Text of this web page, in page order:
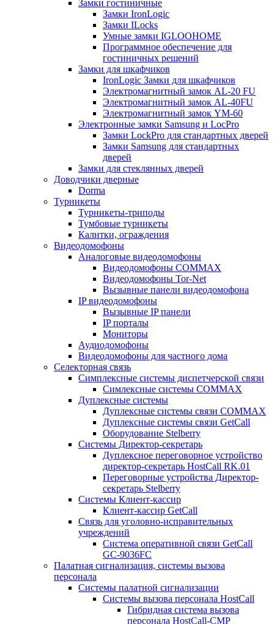
Замки гостиничные
Замки IronLogic
Замки ILocks
Умные замки IGLOOHOME
Программное обеспечение для
гостиничных решений
Замки для шкафчиков
IronLogic Замки для шкафчиков
Электромагнитный замок AL-20 FU
Электромагнитный замок AL-40FU
Электромагнитный замок YM-60
Электронные замки Samsung и LocPro
Замки LockPro для стандартных дверей
Замки Samsung для стандартных
дверей
Замки для стеклянных дверей
Доводчики дверные
Dorma
Турникеты
Турникеты-триподы
Тумбовые турникеты
Калитки, ограждения
Видеодомофоны
Аналоговые видеодомофоны
Видеодомофоны COMMAX
Видеодомофоны Tor-Net
Вызывные панели видеодомофона
IP видеодомофоны
Вызывные IP панели
IP порталы
Мониторы
Аудиодомофоны
Видеодомофоны для частного дома
Селекторная связь
Симплексные системы диспетчерской связи
Симлексные системы COMMAX
Дуплексные системы
Дуплексные системы связи COMMAX
Дуплексные системы связи GetCall
Оборудование Stelberry
Системы Директор-секретарь
Дуплексное переговорное устройство
директор-секретарь HostCall RK.01
Переговорные устройства Директор-
секретарь Stelberry
Системы Клиент-кассир
Клиент-кассир GetCall
Связь для уголовно-исправительных
учреждений
Система оперативной связи GetCall
GC-9036FC
Палатная сигнализация, системы вызова
персонала
Системы палатной сигнализации
Системы вызова персонала HostCall
Гибридная система вызова
персонала HostCall-CMP